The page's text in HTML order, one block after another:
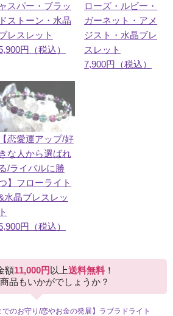
ャスパー・ブラッ
ドストーン・水晶
レスレット
円（税込）
ローズ・ルビー・
ガーネット・アメ
ジスト・水晶ブレ
スレット
7,900円（税込）
【恋愛運アップ/好
きな人から選ばれ
る/ライバルに勝
】フローライト
水晶ブレスレッ
ト
円（税込）
額11,000円 以上送料無料 ！
品もいかがでしょうか？
でのお守り/恋やお金の発展】ラブラドライト